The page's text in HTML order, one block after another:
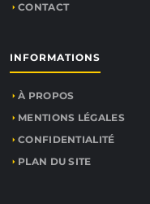
CONTACT
INFORMATIONS
À PROPOS
MENTIONS LÉGALES
CONFIDENTIALITÉ
PLAN DU SITE